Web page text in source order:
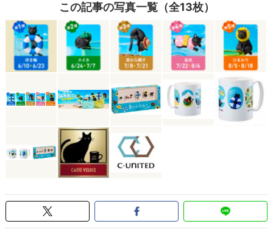
この記事の写真一覧（全13枚）